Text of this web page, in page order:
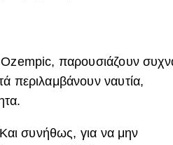
Ozempic, παρουσιάζουν
περιλαμβάνουν ναυτία,
συνήθως, για να μην